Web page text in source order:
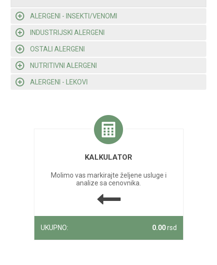
ALERGENI - INSEKTI/VENOMI
INDUSTRIJSKI ALERGENI
OSTALI ALERGENI
NUTRITIVNI ALERGENI
ALERGENI - LEKOVI
KALKULATOR
Molimo vas markirajte željene usluge i
analize sa cenovnika.
UKUPNO: 0.00rsd